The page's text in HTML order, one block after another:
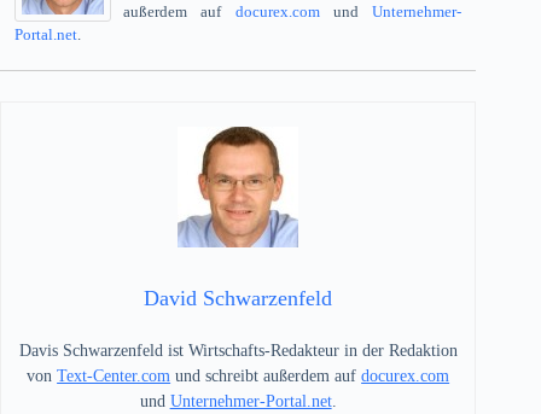
außerdem auf docurex.comundUnternehmer-
Portal.net.
David Schwarzenfeld
Davis Schwarzenfeld ist Wirtschafts-Redakteur in der Redaktion
vonText-Center.com und schreibt außerdem aufdocurex.com
und Unternehmer-Portal.net.